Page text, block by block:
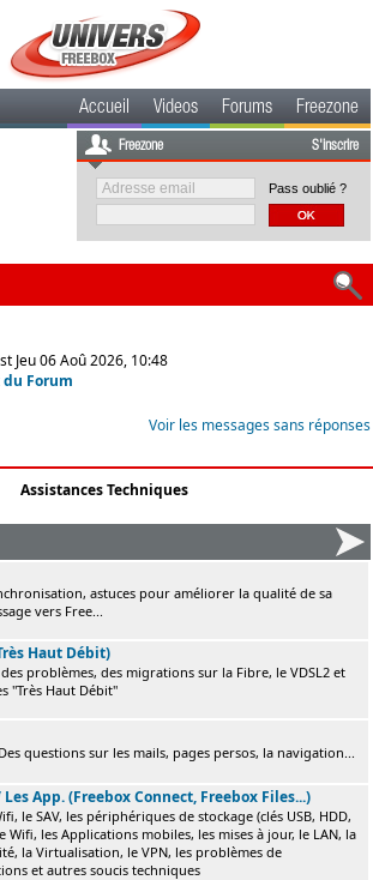
Accueil Videos Forums Freezone
Freezone S'inscrire
Pass oublié ?
Jeu 06 Aoû 2026, 10:48
Forum
Voir les messages sans réponses
Assistances Techniques
astuces pour améliorer la qualité de sa
vers Free...
Haut Débit)
problèmes, des migrations sur la Fibre, le VDSL2 et
"Très Haut Débit"
questions sur les mails, pages persos, la navigation...
App. (Freebox Connect, Freebox Files...)
le SAV, les périphériques de stockage (clés USB, HDD,
Wifi, les Applications mobiles, les mises à jour, le LAN, la
la Virtualisation, le VPN, les problèmes de
et autres soucis techniques